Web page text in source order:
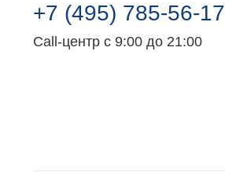
+7 (495) 785-56-17
Call-центр с 9:00 до 21:00